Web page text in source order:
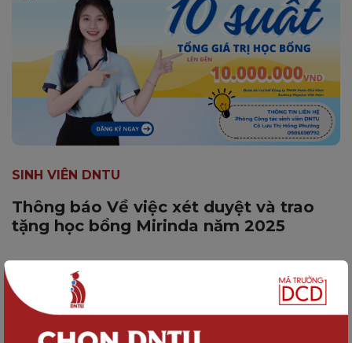
SINH VIÊN DNTU
Thông báo Về việc xét duyệt và trao
tặng học bổng Mirinda năm 2025